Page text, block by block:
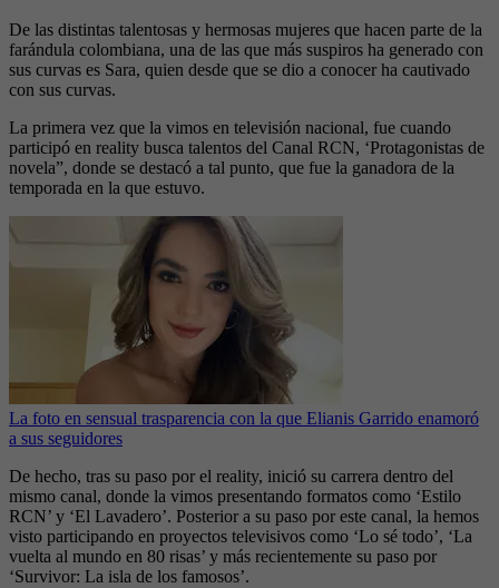
De las distintas talentosas y hermosas mujeres que hacen parte de la
farándula colombiana, una de las que más suspiros ha generado con
sus curvas es Sara, quien desde que se dio a conocer ha cautivado
con sus curvas.
La primera vez que la vimos en televisión nacional, fue cuando
participó en reality busca talentos del Canal RCN, ‘Protagonistas de
novela”, donde se destacó a tal punto, que fue la ganadora de la
temporada en la que estuvo.
La foto en sensual trasparencia con la que Elianis Garrido enamoró
a sus seguidores
De hecho, tras su paso por el reality, inició su carrera dentro del
mismo canal, donde la vimos presentando formatos como ‘Estilo
RCN’ y ‘El Lavadero’. Posterior a su paso por este canal, la hemos
visto participando en proyectos televisivos como ‘Lo sé todo’, ‘La
vuelta al mundo en 80 risas’ y más recientemente su paso por
‘Survivor: La isla de los famosos’.